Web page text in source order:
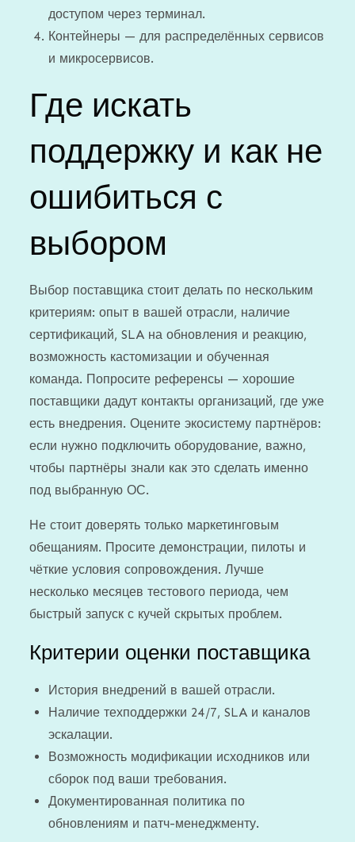
доступом через терминал.
Контейнеры — для распределённых сервисов
и микросервисов.
Где искать
поддержку и как не
ошибиться с
выбором
Выбор поставщика стоит делать по нескольким
критериям: опыт в вашей отрасли, наличие
сертификаций, SLA на обновления и реакцию,
возможность кастомизации и обученная
команда. Попросите референсы — хорошие
поставщики дадут контакты организаций, где уже
есть внедрения. Оцените экосистему партнёров:
если нужно подключить оборудование, важно,
чтобы партнёры знали как это сделать именно
под выбранную ОС.
Не стоит доверять только маркетинговым
обещаниям. Просите демонстрации, пилоты и
чёткие условия сопровождения. Лучше
несколько месяцев тестового периода, чем
быстрый запуск с кучей скрытых проблем.
Критерии оценки поставщика
История внедрений в вашей отрасли.
Наличие техподдержки 24/7, SLA и каналов
эскалации.
Возможность модификации исходников или
сборок под ваши требования.
Документированная политика по
обновлениям и патч-менеджменту.